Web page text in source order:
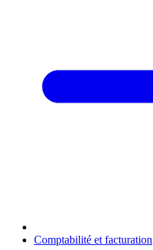
Comptabilité et facturation